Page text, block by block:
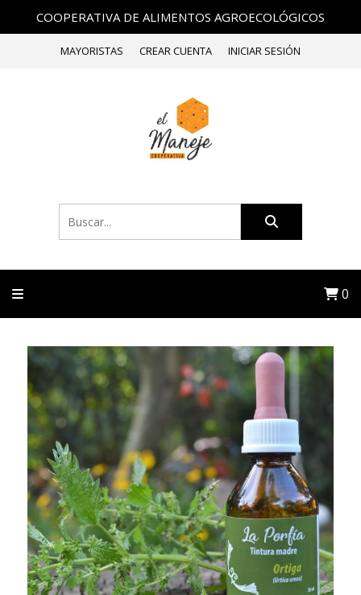
COOPERATIVA DE ALIMENTOS AGROECOLÓGICOS
MAYORISTAS CREAR CUENTA INICIAR SESIÓN
0